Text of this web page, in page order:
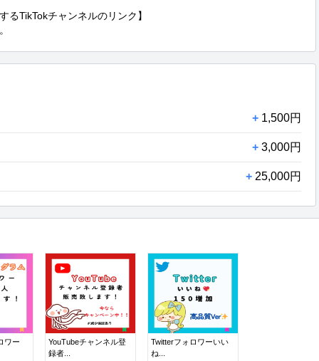
るTikTokチャンネルのリンク】
+ 1,500円
+ 3,000円
+ 25,000円
ワー
YouTubeチャンネル登
録者...
Twitterフォロワーいい
ね...